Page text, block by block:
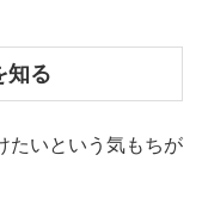
知る
たいという気もちが